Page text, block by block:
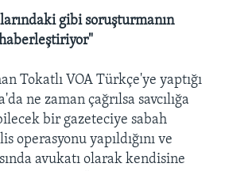
gibi soruşturmanın
haberleştiriyor"
Tokatlı VOA Türkçe'ye yaptığı
ne zaman çağrılsa savcılığa
bir gazeteciye sabah
operasyonu yapıldığını ve
avukatı olarak kendisine